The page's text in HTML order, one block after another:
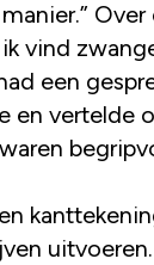
Over
vind
een
en vertelde